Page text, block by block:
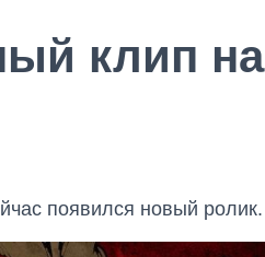
клип на
появился новый ролик.